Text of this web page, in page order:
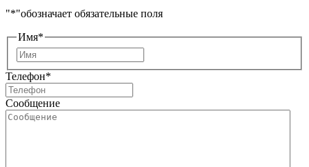
"*"обозначает обязательные поля
Имя*
Телефон*
Сообщение